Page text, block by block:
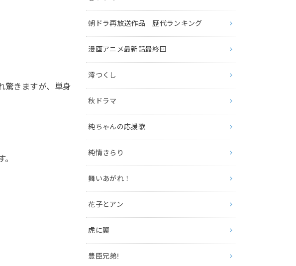
驚きますが、単身
朝ドラ再放送作品 歴代ランキング
漫画アニメ最新話最終回
澪つくし
秋ドラマ
純ちゃんの応援歌
純情きらり
舞いあがれ！
花子とアン
虎に翼
豊臣兄弟!